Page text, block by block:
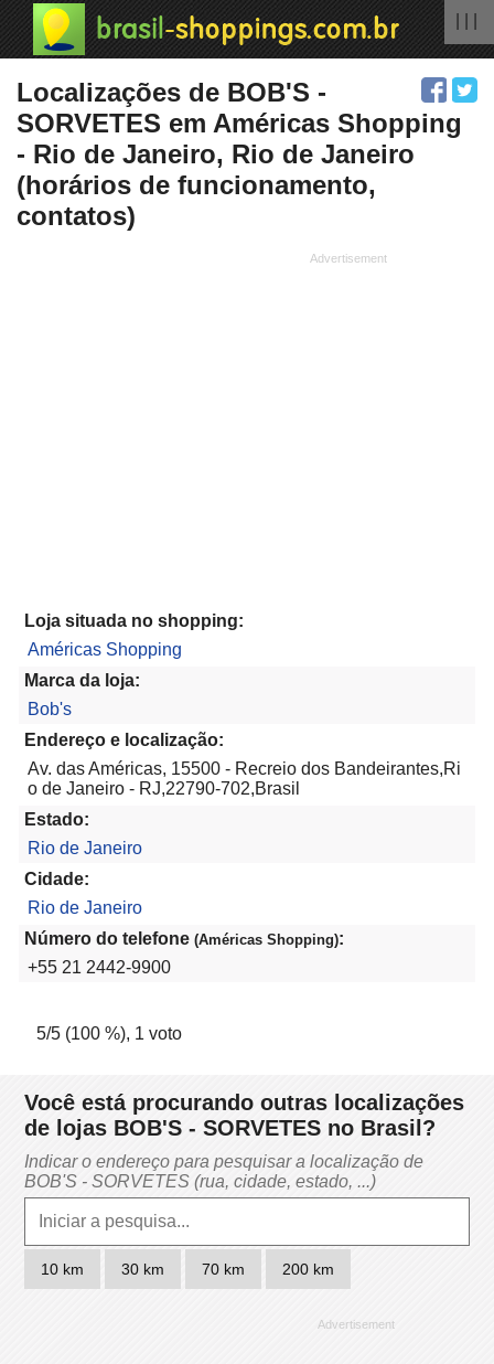
Localizações de BOB'S -
SORVETES em Américas Shopping
- Rio de Janeiro, Rio de Janeiro
(horários de funcionamento,
contatos)
Loja situada no shopping:
Américas Shopping
Marca da loja:
Bob's
Endereço e localização:
Av. das Américas, 15500 - Recreio dos Bandeirantes,Ri
o de Janeiro - RJ,22790-702,Brasil
Estado:
Rio de Janeiro
Cidade:
Rio de Janeiro
Número do telefone (Américas Shopping):
+55 21 2442-9900
5/5 (100 %), 1 voto
Você está procurando outras localizações
de lojas BOB'S - SORVETES no Brasil?
Indicar o endereço para pesquisar a localização de
BOB'S - SORVETES (rua, cidade, estado, ...)
10 km 30 km 70 km 200 km